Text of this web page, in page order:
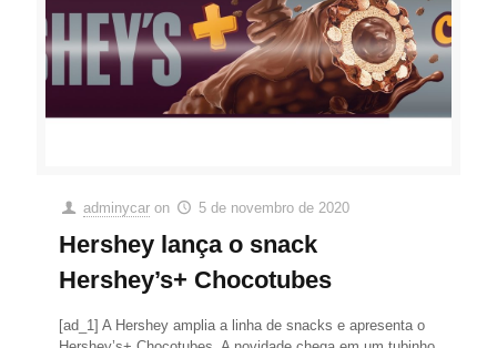
adminycar on 5 de novembro de 2020
Hershey lança o snack
Hershey’s+ Chocotubes
[ad_1] A Hershey amplia a linha de snacks e apresenta o